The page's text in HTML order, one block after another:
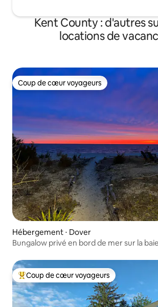
Kent County : d'autres
locations de
Coup de cœur voyageurs
Coup de cœur voyageurs
Hébergement ⋅ Dover
Bungalow privé en bord de mer sur la
Coups de cœur voyageurs les plus
Coup de cœur voyageurs